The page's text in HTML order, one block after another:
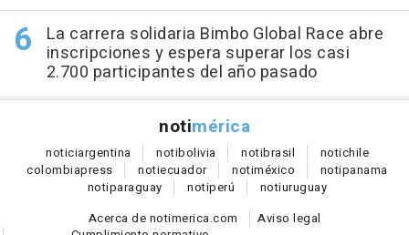
La carrera solidaria Bimbo Global Race abre
inscripciones y espera superar los casi
2.700 participantes del año pasado
notimérica
noticiargentina notibolivia notibrasil notichile
colombiapress notiecuador notiméxico notipanama
notiparaguay notiperú notiuruguay
Acerca de notimerica.com
Aviso legal